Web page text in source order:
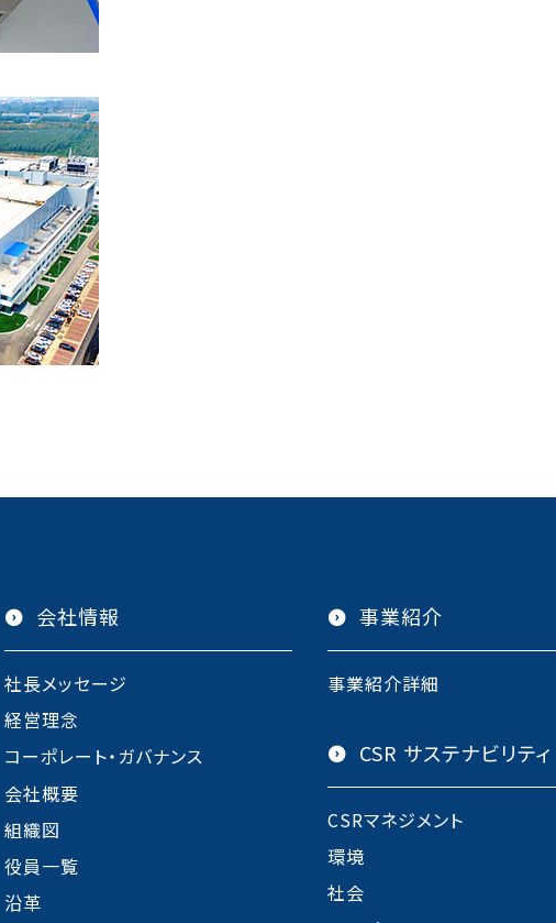
会社情報
社長メッセージ
経営理念
コーポレート・ガバナンス
会社概要
組織図
役員一覧
沿革
事業紹介
事業紹介詳細
CSR サステナビリティ
CSRマネジメント
環境
社会